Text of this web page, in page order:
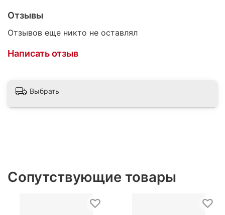
Отзывы
Отзывов еще никто не оставлял
Написать отзыв
Выбрать
Сопутствующие товары